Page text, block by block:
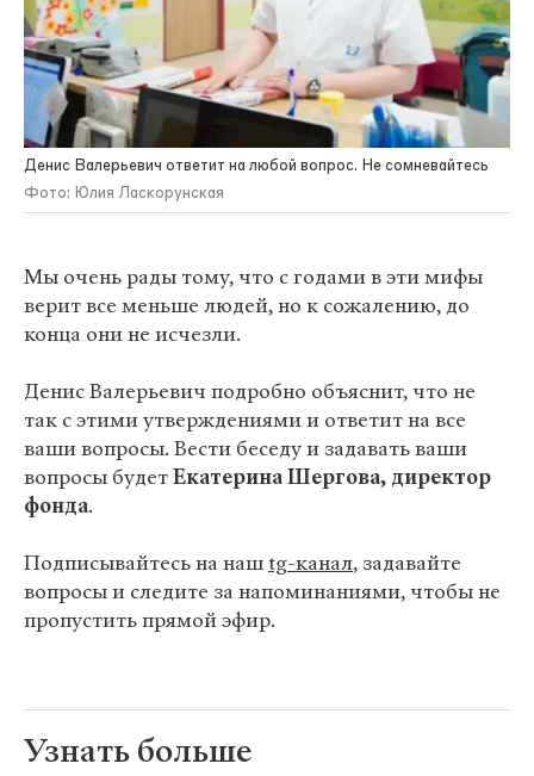
Денис Валерьевич ответит на любой вопрос. Не сомневайтесь
Фото: Юлия Ласкорунская
Мы очень рады тому, что с годами в эти мифы
верит все меньше людей, но к сожалению, до
конца они не исчезли.
Денис Валерьевич подробно объяснит, что не
так с этими утверждениями и ответит на все
ваши вопросы. Вести беседу и задавать ваши
вопросы будетЕкатерина Шергова, директор
фонда.
Подписывайтесь на нашtg-канал, задавайте
вопросы и следите за напоминаниями, чтобы не
пропустить прямой эфир.
Узнать больше